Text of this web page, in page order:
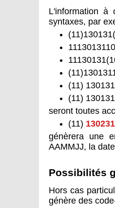
L'information à
syntaxes, par
(11)
(11)
seront toutes
(11) 130231
génèrera une
AAMMJJ, la
Possibilités
Hors cas
génère des